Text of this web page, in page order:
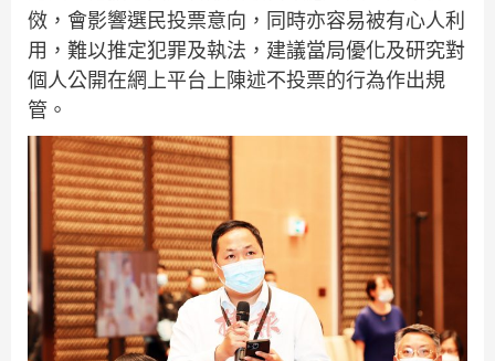
傚，會影響選民投票意向，同時亦容易被有心人利
用，難以推定犯罪及執法，建議當局優化及研究對
個人公開在網上平台上陳述不投票的行為作出規
管。